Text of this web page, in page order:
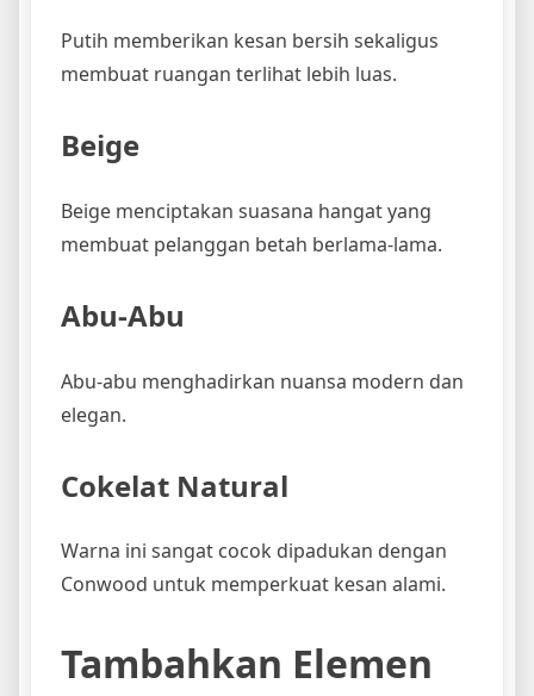
Putih memberikan kesan bersih sekaligus
membuat ruangan terlihat lebih luas.
Beige
Beige menciptakan suasana hangat yang
membuat pelanggan betah berlama-lama.
Abu-Abu
Abu-abu menghadirkan nuansa modern dan
elegan.
Cokelat Natural
Warna ini sangat cocok dipadukan dengan
Conwood untuk memperkuat kesan alami.
Tambahkan Elemen